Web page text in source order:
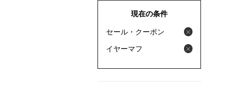
現在の条件
セール・クーポン
イヤーマフ